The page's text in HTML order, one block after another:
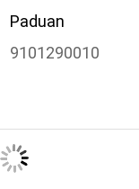
Kuarsa
Kuarsa Tali Kulit
dengan tali stainless
Paduan
9101290010